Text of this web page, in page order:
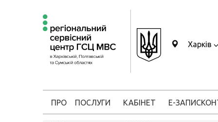
Харків
ПРО ПОСЛУГИ КАБІНЕТ Е-ЗАПИС